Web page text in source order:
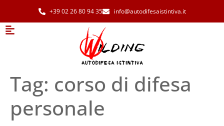
+39 02 26 80 94 35 info@autodifesaistintiva.it
Tag: corso di difesa
personale